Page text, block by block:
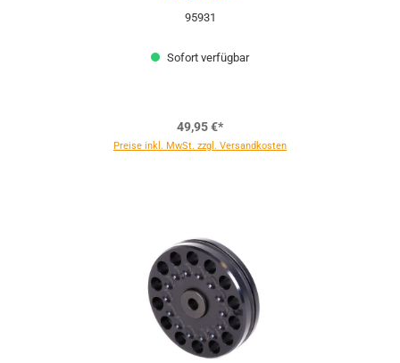
95931
Sofort verfügbar
49,95 €*
Preise inkl. MwSt. zzgl. Versandkosten